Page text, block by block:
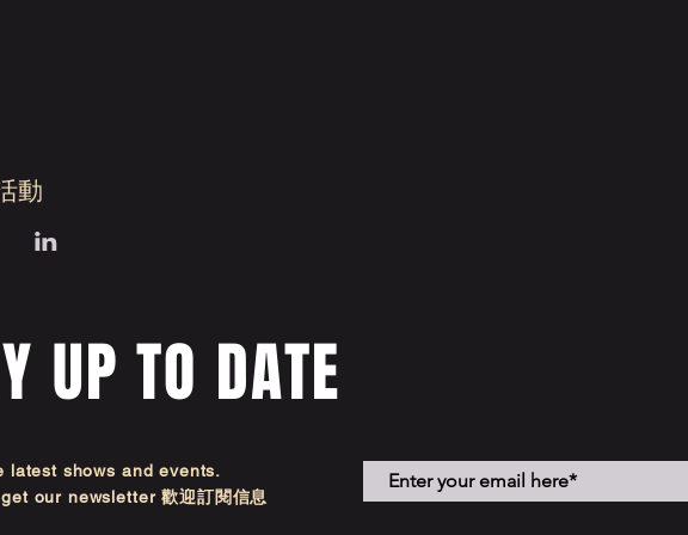
動
UP TO DATE
latest shows and events.
our newsletter 歡迎訂閱信息